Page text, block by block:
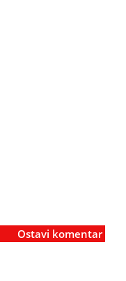
Ostavi komentar